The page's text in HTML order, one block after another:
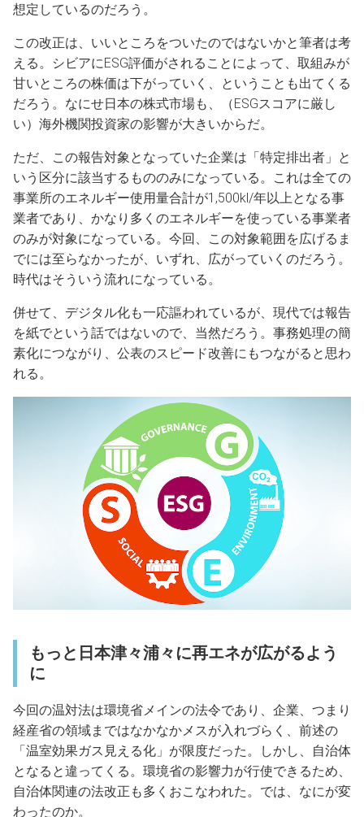
想定しているのだろう。
この改正は、いいところをついたのではないかと筆者は考
える。シビアにESG評価がされることによって、取組みが
甘いところの株価は下がっていく、ということも出てくる
だろう。なにせ日本の株式市場も、（ESGスコアに厳し
い）海外機関投資家の影響が大きいからだ。
ただ、この報告対象となっていた企業は「特定排出者」と
いう区分に該当するもののみになっている。これは全ての
事業所のエネルギー使用量合計が1,500kl/年以上となる事
業者であり、かなり多くのエネルギーを使っている事業者
のみが対象になっている。今回、この対象範囲を広げるま
でには至らなかったが、いずれ、広がっていくのだろう。
時代はそういう流れになっている。
併せて、デジタル化も一応謳われているが、現代では報告
を紙でという話ではないので、当然だろう。事務処理の簡
素化につながり、公表のスピード改善にもつながると思わ
れる。
もっと日本津々浦々に再エネが広がるよう
に
今回の温対法は環境省メインの法令であり、企業、つまり
経産省の領域まではなかなかメスが入れづらく、前述の
「温室効果ガス見える化」が限度だった。しかし、自治体
となると違ってくる。環境省の影響力が行使できるため、
自治体関連の法改正も多くおこなわれた。では、なにが変
わったのか。